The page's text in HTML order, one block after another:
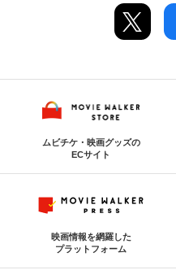
ムビチケ・映画グッズの
ECサイト
映画情報を網羅した
プラットフォーム